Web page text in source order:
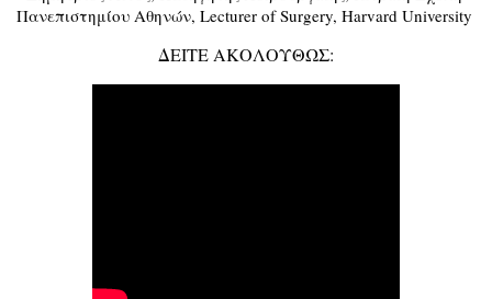
Πανεπιστημίου Αθηνών, Lecturer of Surgery, Harvard University
ΔΕΙΤΕ ΑΚΟΛΟΥΘΩΣ: